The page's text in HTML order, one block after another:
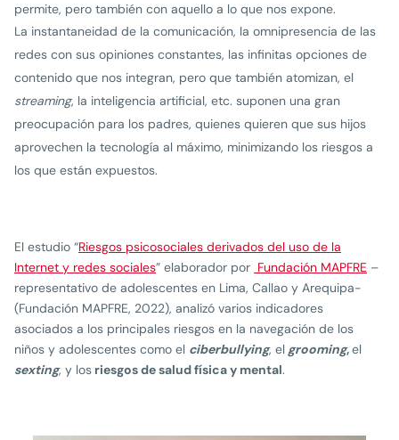
permite, pero también con aquello a lo que nos expone.
La instantaneidad de la comunicación, la omnipresencia de las
redes con sus opiniones constantes, las infinitas opciones de
contenido que nos integran, pero que también atomizan, el
streaming, la inteligencia artificial, etc. suponen una gran
preocupación para los padres, quienes quieren que sus hijos
aprovechen la tecnología al máximo, minimizando los riesgos a
los que están expuestos.
El estudio “Riesgos psicosociales derivados del uso de la
Internet y redes sociales” elaborador por Fundación MAPFRE –
representativo de adolescentes en Lima, Callao y Arequipa-
(Fundación MAPFRE, 2022), analizó varios indicadores
asociados a los principales riesgos en la navegación de los
niños y adolescentes como el ciberbullying, el grooming,el
sexting, y los riesgos de salud física y mental.